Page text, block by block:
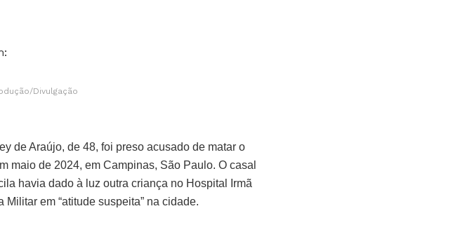
Divulgação
de Araújo, de 48, foi preso acusado de matar o
maio de 2024, em Campinas, São Paulo. O casal
havia dado à luz outra criança no Hospital Irmã
em “atitude suspeita” na cidade.